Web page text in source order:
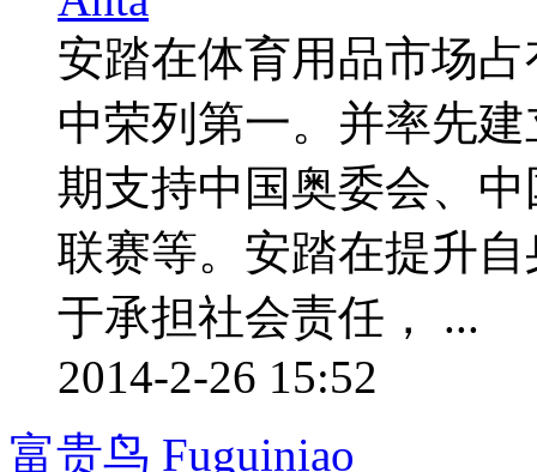
安踏在体育用品市场
中荣列第一。并率先
期支持中国奥委会、
联赛等。安踏在提升
于承担社会责任， ...
2014-2-26 15:52
富贵鸟 Fuguiniao